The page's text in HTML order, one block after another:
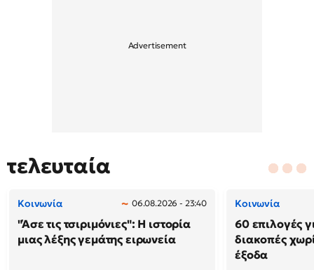
τελευταία
Κοινωνία 06.08.2026 - 23:40
"Άσε τις τσιριμόνιες": Η ιστορία
μιας λέξης γεμάτης ειρωνεία
Κοινωνία
60 επιλογές
διακοπές
έξοδα